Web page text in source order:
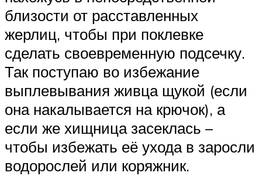
близости от расставленных
жерлиц, чтобы при поклевке
сделать своевременную подсечку.
Так поступаю во избежание
выплевывания живца щукой (если
она накалывается на крючок), а
если же хищница засеклась –
чтобы избежать её ухода в заросли
водорослей или коряжник.